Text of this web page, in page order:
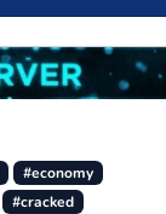
#economy
#cracked